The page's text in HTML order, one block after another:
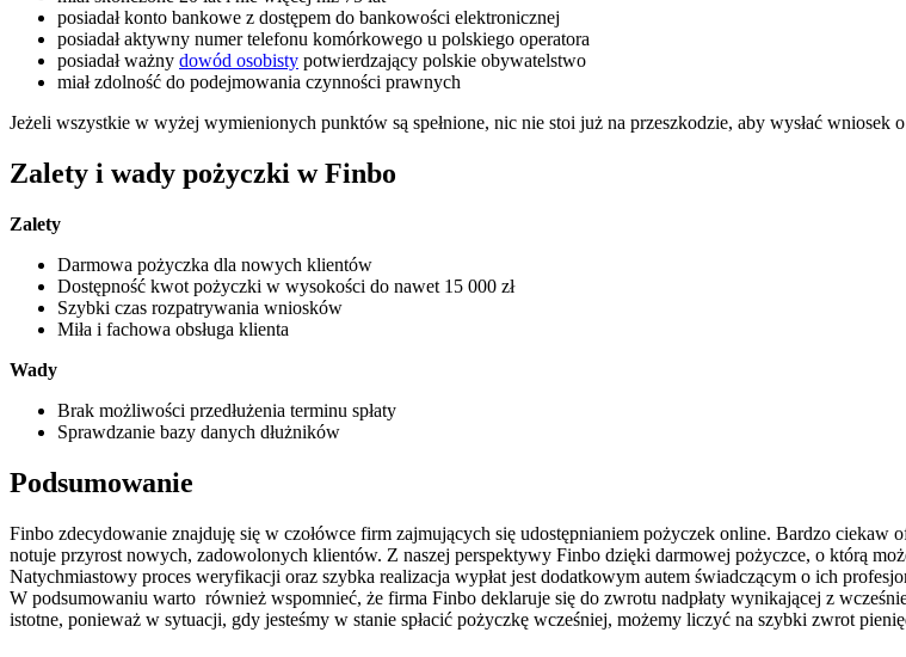
posiadał konto bankowe z dostępem do bankowości elektronicznej
posiadał aktywny numer telefonu komórkowego u polskiego operatora
posiadał ważny dowód osobisty potwierdzający polskie obywatelstwo
miał zdolność do podejmowania czynności prawnych
Jeżeli wszystkie w wyżej wymienionych punktów są spełnione, nic nie stoi już na przeszkodzie, aby wysłać wniosek
Zalety i wady pożyczki w Finbo
Zalety
Darmowa pożyczka dla nowych klientów
Dostępność kwot pożyczki w wysokości do nawet 15 000 zł
Szybki czas rozpatrywania wniosków
Miła i fachowa obsługa klienta
Wady
Brak możliwości przedłużenia terminu spłaty
Sprawdzanie bazy danych dłużników
Podsumowanie
Finbo zdecydowanie znajduję się w czołówce firm zajmujących się udostępnianiem pożyczek online. Bardzo ciekaw
notuje przyrost nowych, zadowolonych klientów. Z naszej perspektywy Finbo dzięki darmowej pożyczce, o którą
Natychmiastowy proces weryfikacji oraz szybka realizacja wypłat jest dodatkowym autem świadczącym o ich
W podsumowaniu warto również wspomnieć, że firma Finbo deklaruje się do zwrotu nadpłaty wynikającej z
istotne, ponieważ w sytuacji, gdy jesteśmy w stanie spłacić pożyczkę wcześniej, możemy liczyć na szybki zwrot